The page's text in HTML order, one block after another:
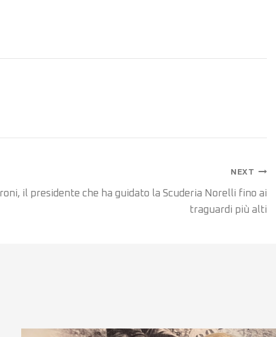
NEXT
il presidente che ha guidato la Scuderia Norelli fino ai
traguardi più alti